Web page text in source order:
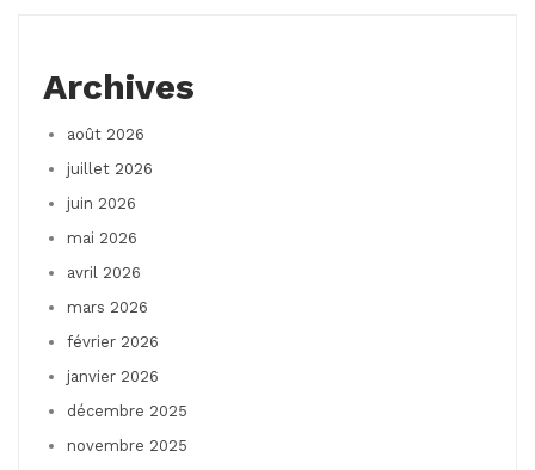
Archives
août 2026
juillet 2026
juin 2026
mai 2026
avril 2026
mars 2026
février 2026
janvier 2026
décembre 2025
novembre 2025